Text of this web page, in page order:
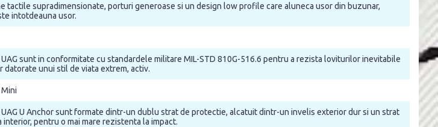
tactile supradimensionate, porturi generoase si un design low profile care aluneca usor din buzunar,
intotdeauna usor.
sunt in conformitate cu standardele militare MIL-STD 810G-516.6 pentru a rezista loviturilor inevitabile
datorate unui stil de viata extrem, activ.
UAG U Anchor sunt formate dintr-un dublu strat de protectie, alcatuit dintr-un invelis exterior dur si un strat
interior, pentru o mai mare rezistenta la impact.